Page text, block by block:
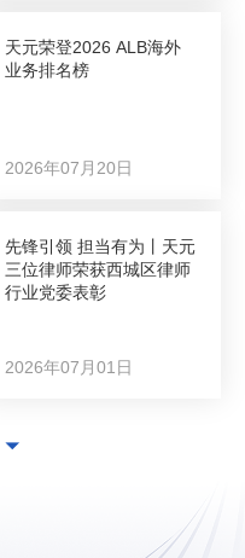
天元荣登2026 ALB海外
业务排名榜
2026年07月20日
先锋引领 担当有为丨天元
三位律师荣获西城区律师
行业党委表彰
2026年07月01日